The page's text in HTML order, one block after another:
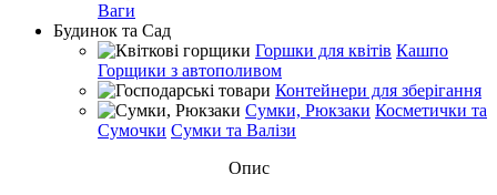
Ваги
Будинок та Сад
Горшки для квітів Кашпо
Горщики з автополивом
Контейнери для зберігання
Сумки, Рюкзаки Косметички та
Сумочки Сумки та Валізи
Опис